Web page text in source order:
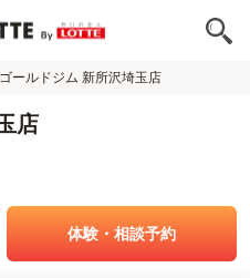
ゴールドジム 新所沢埼玉店
店
体験・相談予約